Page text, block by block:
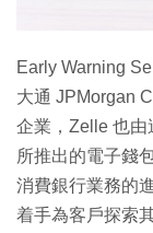
Early Warning
大通 JPMorgan
企業，Zelle 也由
所推出的電子錢
消費銀行業務的
着手為客戶探索